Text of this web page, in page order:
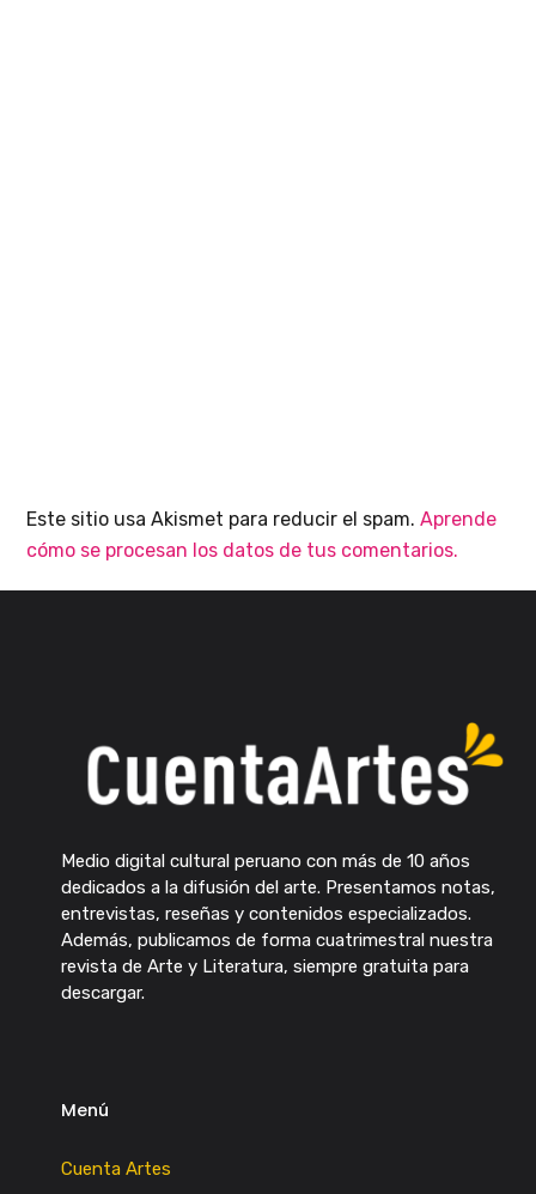
Este sitio usa Akismet para reducir el spam.Aprende
cómo se procesan los datos de tus comentarios.
Medio digital cultural peruano con más de 10 años
dedicados a la difusión del arte. Presentamos notas,
entrevistas, reseñas y contenidos especializados.
Además, publicamos de forma cuatrimestral nuestra
revista de Arte y Literatura, siempre gratuita para
descargar.
Menú
Cuenta Artes